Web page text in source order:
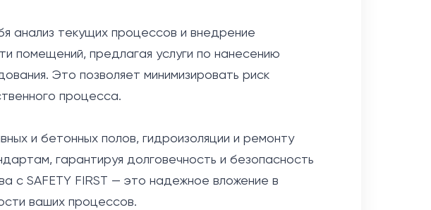
анализ текущих процессов и внедрение
помещений, предлагая услуги по нанесению
Это позволяет минимизировать риск
процесса.
и бетонных полов, гидроизоляции и ремонту
гарантируя долговечность и безопасность
с SAFETY FIRST — это надежное вложение в
ваших процессов.